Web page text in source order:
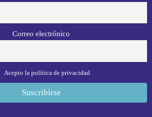
Correo electrónico
Acepto la política de privacidad